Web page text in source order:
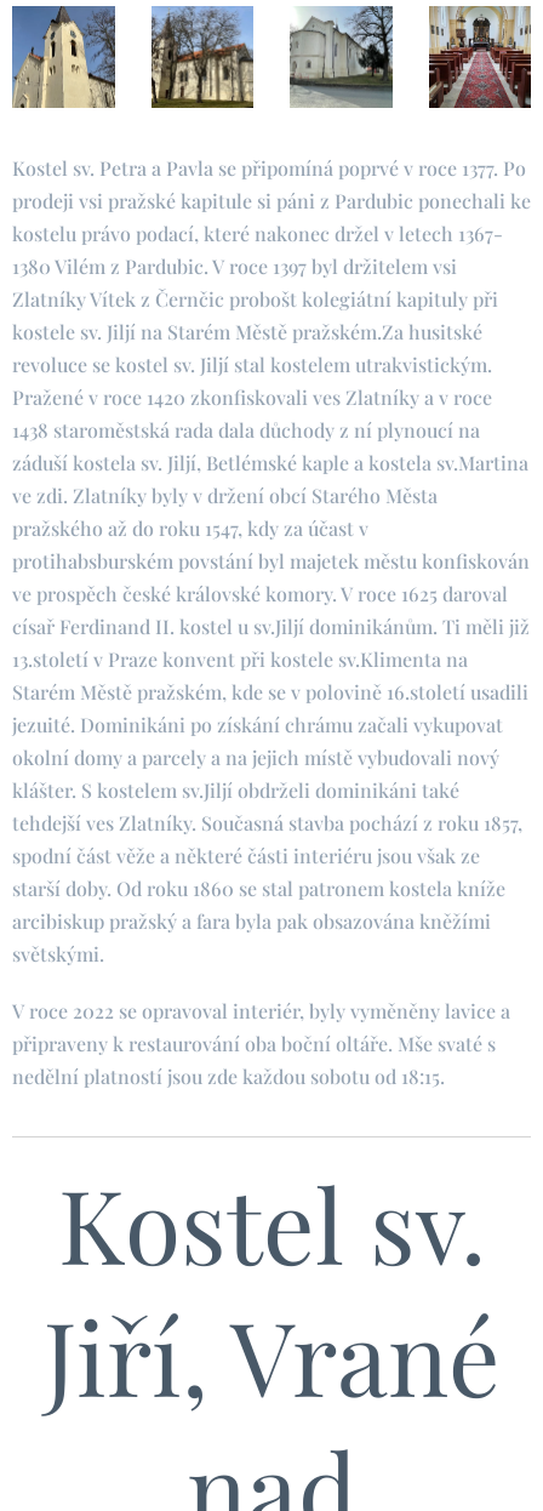
Kostel sv. Petra a Pavla se připomíná poprvé v roce 1377. Po
prodeji vsi pražské kapitule si páni z Pardubic ponechali ke
kostelu právo podací, které nakonec držel v letech 1367-
1380 Vilém z Pardubic. V roce 1397 byl držitelem vsi
Zlatníky Vítek z Černčic probošt kolegiátní kapituly při
kostele sv. Jiljí na Starém Městě pražském.Za husitské
revoluce se kostel sv. Jiljí stal kostelem utrakvistickým.
Pražené v roce 1420 zkonfiskovali ves Zlatníky a v roce
1438 staroměstská rada dala důchody z ní plynoucí na
záduší kostela sv. Jiljí, Betlémské kaple a kostela sv.Martina
ve zdi. Zlatníky byly v držení obcí Starého Města
pražského až do roku 1547, kdy za účast v
protihabsburském povstání byl majetek městu konfiskován
ve prospěch české královské komory. V roce 1625 daroval
císař Ferdinand II. kostel u sv.Jiljí dominikánům. Ti měli již
13.století v Praze konvent při kostele sv.Klimenta na
Starém Městě pražském, kde se v polovině 16.století usadili
jezuité. Dominikáni po získání chrámu začali vykupovat
okolní domy a parcely a na jejich místě vybudovali nový
klášter. S kostelem sv.Jiljí obdrželi dominikáni také
tehdejší ves Zlatníky. Současná stavba pochází z roku 1857,
spodní část věže a některé části interiéru jsou však ze
starší doby. Od roku 1860 se stal patronem kostela kníže
arcibiskup pražský a fara byla pak obsazována kněžími
světskými.
V roce 2022 se opravoval interiér, byly vyměněny lavice a
připraveny k restaurování oba boční oltáře. Mše svaté s
nedělní platností jsou zde každou sobotu od 18:15.
Kostel sv.
Jiří, Vrané